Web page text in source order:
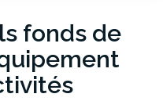
Choisir ?
min
Plus de critères
fonds de